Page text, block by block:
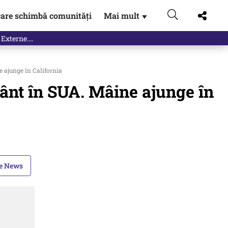
schimbă comunități Mai mult ▼
ajunge în California
în SUA. Mâine ajunge în
News